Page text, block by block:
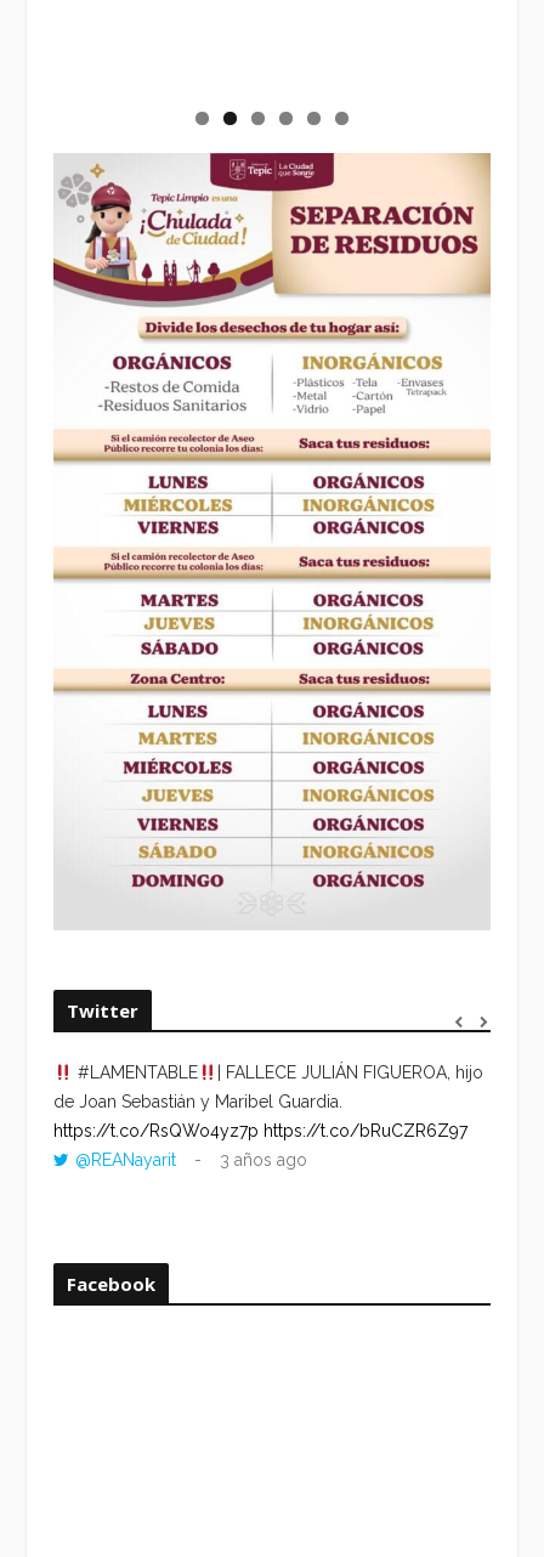
Twitter
#LAMENTABLE
| FALLECE JULIÁN FIGUEROA, hijo
de Joan Sebastián y Maribel Guardia.
https://t.co/RsQWo4yz7p https://t.co/bRuCZR6Z97
@REANayarit
3 años ago
Facebook